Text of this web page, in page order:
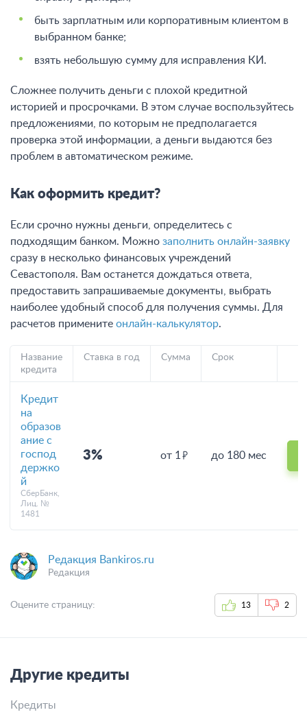
быть зарплатным или корпоративным клиентом в
выбранном банке;
взять небольшую сумму для исправления КИ.
Сложнее получить деньги с плохой кредитной
историей и просрочками. В этом случае воспользуйтесь
предложениями, по которым не предполагается
проверка этой информации, а деньги выдаются без
проблем в автоматическом режиме.
Как оформить кредит?
Если срочно нужны деньги, определитесь с
подходящим банком. Можно заполнить онлайн-заявку
сразу в несколько финансовых учреждений
Севастополя. Вам останется дождаться ответа,
предоставить запрашиваемые документы, выбрать
наиболее удобный способ для получения суммы. Для
расчетов примените онлайн-калькулятор.
Название
кредита
Ставка в год Сумма Срок
Кредит
на
образов
ание с
господ
держко
й
СберБанк,
Лиц. №
1481
3% от 1 до 180 мес
Редакция Bankiros.ru
Редакция
Оцените страницу: 13 2
Другие кредиты
Кредиты